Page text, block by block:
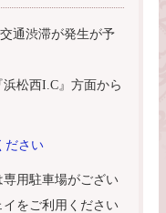
通渋滞が発生が予
松西I.C』方面から
ださい
用駐車場がござい
をご利用ください